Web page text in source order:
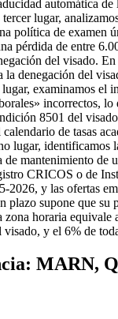
automática
lugar,
política de
pérdida de entre
del visado.
denegación del
examinamos
incorrectos,
8501 del
de tasas
identificamos
mantenimiento
CRICOS o de
y las ofertas
plazo supone que
horaria
y el 6% de
MARN,